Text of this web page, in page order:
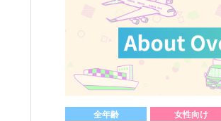
全年齢 女性向け